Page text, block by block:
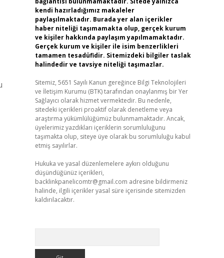
kendi hazırladığımız makaleler
paylaşılmaktadır. Burada yer alan içerikler
haber niteliği taşımamakta olup, gerçek kurum
ve kişiler hakkında paylaşım yapılmamaktadır.
Gerçek kurum ve kişiler ile isim benzerlikleri
tamamen tesadüfidir. Sitemizdeki bilgiler taslak
halindedir ve tavsiye niteliği taşımazlar.
Sitemiz, 5651 Sayılı Kanun gereğince Bilgi Teknolojileri
ve İletişim Kurumu (BTK) tarafından onaylanmış bir Yer
Sağlayıcı olarak hizmet vermektedir. Bu nedenle,
sitedeki içerikleri proaktif olarak denetleme veya
araştırma yükümlülüğümüz bulunmamaktadır. Ancak,
üyelerimiz yazdıkları içeriklerin sorumluluğunu
taşımakta olup, siteye üye olarak bu sorumluluğu kabul
etmiş sayılırlar.
Hukuka ve yasal düzenlemelere aykırı olduğunu
düşündüğünüz içerikleri,
backlinkpanelicomtr@gmail.com adresine bildirmeniz
halinde, ilgili içerikler yasal süre içerisinde sitemizden
kaldırılacaktır.